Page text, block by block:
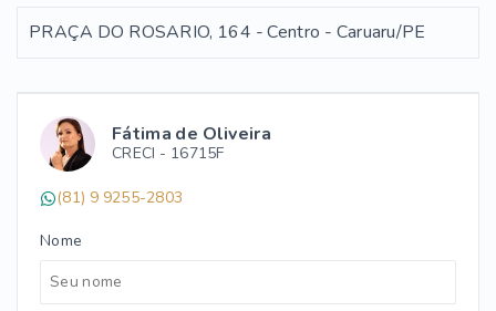
Fátima de Oliveira
CRECI - 16715F
(81) 9 9255-2803
Nome
PRAÇA DO ROSARIO, 164 - Centro - Caruaru/PE